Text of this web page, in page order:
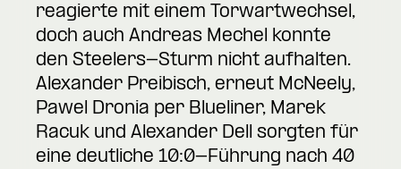
reagierte mit einem Torwartwechsel,
doch auch Andreas Mechel konnte
den Steelers-Sturm nicht aufhalten.
Alexander Preibisch, erneut McNeely,
Pawel Dronia per Blueliner, Marek
Racuk und Alexander Dell sorgten für
eine deutliche 10:0-Führung nach 40